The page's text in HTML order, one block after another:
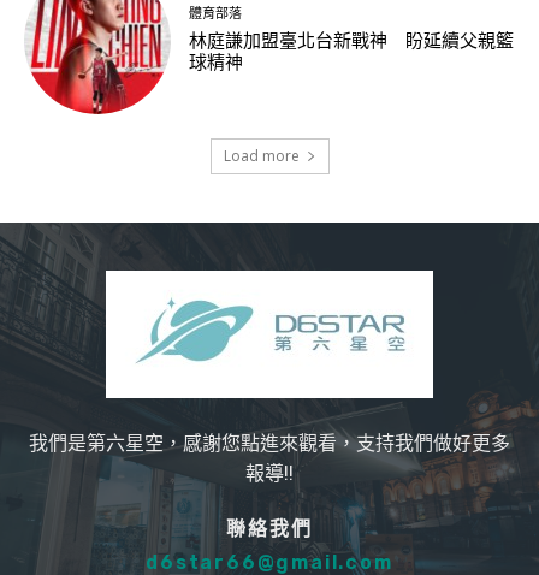
體育部落
林庭謙加盟臺北台新戰神 盼延續父親籃
球精神
Load more
我們是第六星空，感謝您點進來觀看，支持我們做好更多
報導!!
聯絡我們
d6star66@gmail.com